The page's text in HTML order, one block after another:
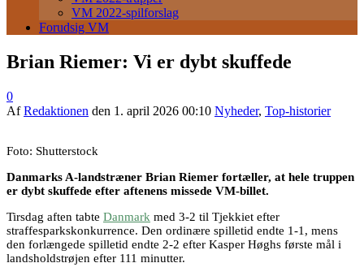
VM 2022-spilforslag
Forudsig VM
Brian Riemer: Vi er dybt skuffede
0
AfRedaktionen den 1. april 2026 00:10 Nyheder, Top-historier
Foto: Shutterstock
Danmarks A-landstræner Brian Riemer fortæller, at hele truppen
er dybt skuffede efter aftenens missede VM-billet.
Tirsdag aften tabte Danmark med 3-2 til Tjekkiet efter
straffesparkskonkurrence. Den ordinære spilletid endte 1-1, mens
den forlængede spilletid endte 2-2 efter Kasper Høghs første mål i
landsholdstrøjen efter 111 minutter.